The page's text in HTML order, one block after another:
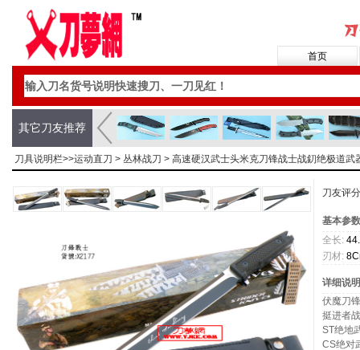
首页
其它刀友推荐
刀具说明栏>>运动直刀 > 丛林战刀 > 高速硬汉武士头米克刀锋战士战釖绝极道武
刀友评
基本参数
全长:
刃材:
详细说明
伏魔刀
挺进者
ST绝地
CS绝对